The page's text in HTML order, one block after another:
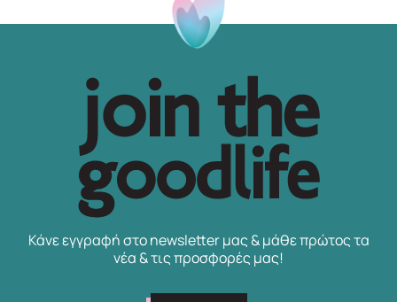
Κάνε εγγραφή στο newsletter μας & μάθε πρώτος τα
νέα & τις προσφορές μας!